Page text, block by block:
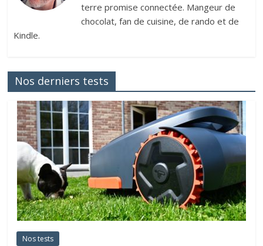
terre promise connectée. Mangeur de
chocolat, fan de cuisine, de rando et de
Kindle.
Nos derniers tests
Nos tests